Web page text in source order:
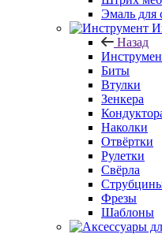
Эмаль для
Назад
Биты
Втулки
Зенкера
Наколки
Отвёртки
Рулетки
Свёрла
Фрезы
Шаблоны